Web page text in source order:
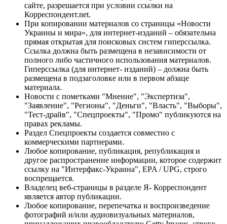
сайте, разрешается при условии ссылки на
Корреспондент.net.
При копировании материалов со страницы «Новости
Украины и мира», для интернет-изданий – обязательна
прямая открытая для поисковых систем гиперссылка.
Ссылка должна быть размещена в независимости от
полного либо частичного использования материалов.
Гиперссылка (для интернет- изданий) – должна быть
размещена в подзаголовке или в первом абзаце
материала.
Новости с пометками "Мнение", "Экспертиза",
"Заявление", "Регионы", "Деньги", "Власть", "Выборы",
"Тест-драйв", "Спецпроекты", "Промо" публикуются на
правах рекламы.
Раздел Спецпроекты создается совместно с
коммерческими партнерами.
Любое копирование, публикация, републикация и
другое распространение информации, которое содержит
ссылку на "Интерфакс-Украина", EPA / UPG, строго
воспрещается.
Владелец веб-страницы в разделе Я- Корреспондент
является автор публикации.
Любое копирование, перепечатка и воспроизведение
фотографий и/или аудиовизуальных материалов,